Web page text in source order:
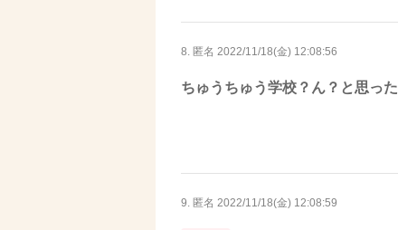
8. 匿名 2022/11/18(金) 12:08:56
ちゅうちゅう学校？ん？と思った
9. 匿名 2022/11/18(金) 12:08:59